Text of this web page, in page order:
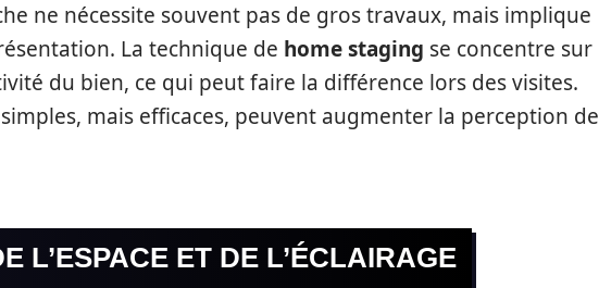
ne nécessite souvent pas de gros travaux, mais implique
La technique de home staging se concentre sur
du bien, ce qui peut faire la différence lors des visites.
mais efficaces, peuvent augmenter la perception de
L’ESPACE ET DE L’ÉCLAIRAGE